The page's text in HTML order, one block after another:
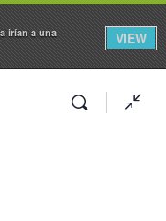
irían a una
VIEW